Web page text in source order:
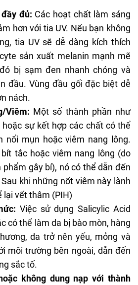
đủ: Các hoạt chất làm sáng
hơn với tia UV. Nếu bạn không
tia UV sẽ dễ dàng kích thích
sản xuất melanin mạnh mẽ
bị sạm đen nhanh chóng và
đầu. Vùng đầu gối đặc biệt dễ
nách.
Viêm: Một số thành phần như
sự kết hợp các chất có thể
nổi mụn hoặc viêm nang lông.
tắc hoặc viêm nang lông (do
phẩm gây bí), nó có thể dẫn đến
khi những nốt viêm này lành
lại vết thâm (PIH)
Việc sử dụng Salicylic Acid
có thể làm da bị bào mòn, hàng
da trở nên yếu, mỏng và
môi trường bên ngoài, dẫn đến
sắc tố.
không dung nạp với thành